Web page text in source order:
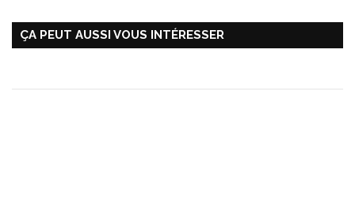
ÇA PEUT AUSSI VOUS INTÉRESSER